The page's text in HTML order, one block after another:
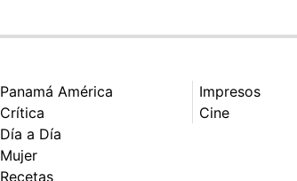
Panamá América
Crítica
Día a Día
Mujer
Recetas
Impresos
Cine